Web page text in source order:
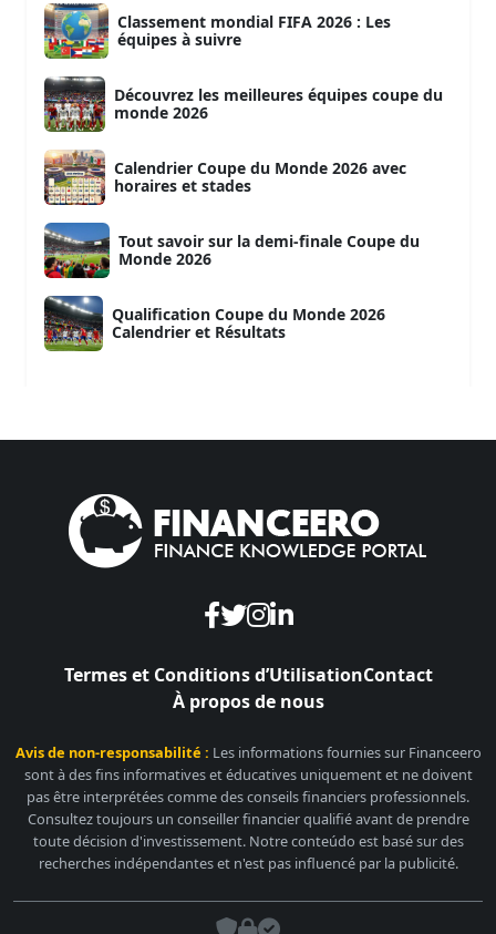
Classement mondial FIFA 2026 : Les
équipes à suivre
Découvrez les meilleures équipes coupe du
monde 2026
Calendrier Coupe du Monde 2026 avec
horaires et stades
Tout savoir sur la demi-finale Coupe du
Monde 2026
Qualification Coupe du Monde 2026
Calendrier et Résultats
Termes et Conditions d’UtilisationContact
À propos de nous
Avis de non-responsabilité : Les informations fournies sur Financeero
sont à des fins informatives et éducatives uniquement et ne doivent
pas être interprétées comme des conseils financiers professionnels.
Consultez toujours un conseiller financier qualifié avant de prendre
toute décision d'investissement. Notre conteúdo est basé sur des
recherches indépendantes et n'est pas influencé par la publicité.